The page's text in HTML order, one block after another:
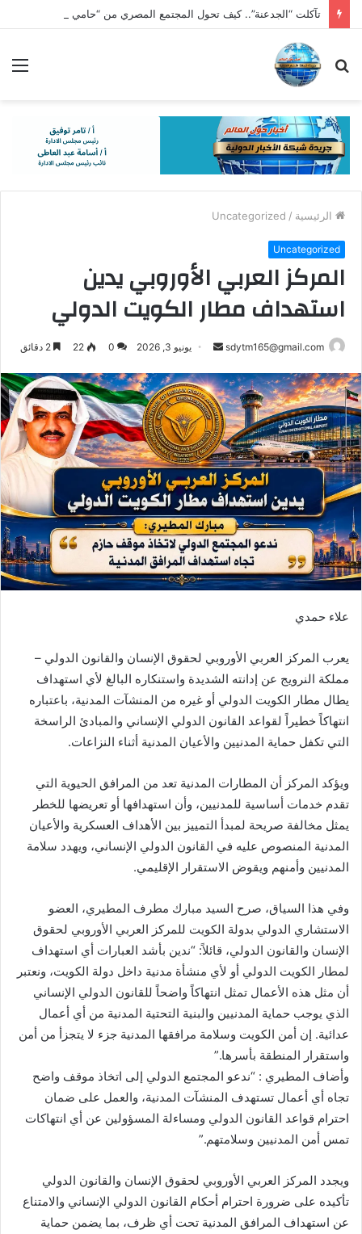
بحث
الرئيسية /
Uncategorized
Uncategorized
المركز العربي الأوروبي يدين
استهداف مطار الكويت الدولي
sdytm165@gmail.com
أرسل
إلكترونيا
يونيو 3, 2026 0
22
علاء حمدي
يعرب المركز العربي الأوروبي لحقوق الإنسان والقانون الدولي –
مملكة النرويج عن إدانته الشديدة واستنكاره البالغ لأي استهداف
يطال مطار الكويت الدولي أو غيره من المنشآت المدنية، باعتباره
انتهاكاً خطيراً لقواعد القانون الدولي الإنساني والمبادئ الراسخة
التي تكفل حماية المدنيين والأعيان المدنية أثناء النزاعات.
ويؤكد المركز أن المطارات المدنية تعد من المرافق الحيوية التي
تقدم خدمات أساسية للمدنيين، وأن استهدافها أو تعريضها للخطر
يمثل مخالفة صريحة لمبدأ التمييز بين الأهداف العسكرية والأعيان
المدنية المنصوص عليه في القانون الدولي الإنساني، ويهدد سلامة
المدنيين وأمنهم ويقوض الاستقرار الإقليمي.
وفي هذا السياق، صرح السيد مبارك مطرف المطيري، العضو
الاستشاري الدولي بدولة الكويت للمركز العربي الأوروبي لحقوق
الإنسان والقانون الدولي، قائلاً: “ندين بأشد العبارات أي استهداف
لمطار الكويت الدولي أو لأي منشأة مدنية داخل دولة الكويت، ونعتبر
أن مثل هذه الأعمال تمثل انتهاكاً واضحاً للقانون الدولي الإنساني
الذي يوجب حماية المدنيين والبنية التحتية المدنية من أي أعمال
عدائية. إن أمن الكويت وسلامة مرافقها المدنية جزء لا يتجزأ من أمن
واستقرار المنطقة بأسرها.”
وأضاف المطيري : “ندعو المجتمع الدولي إلى اتخاذ موقف واضح
تجاه أي أعمال تستهدف المنشآت المدنية، والعمل على ضمان
احترام قواعد القانون الدولي ومساءلة المسؤولين عن أي انتهاكات
تمس أمن المدنيين وسلامتهم.”
ويجدد المركز العربي الأوروبي لحقوق الإنسان والقانون الدولي
تأكيده على ضرورة احترام أحكام القانون الدولي الإنساني والامتناع
عن استهداف المرافق المدنية تحت أي ظرف، بما يضمن حماية